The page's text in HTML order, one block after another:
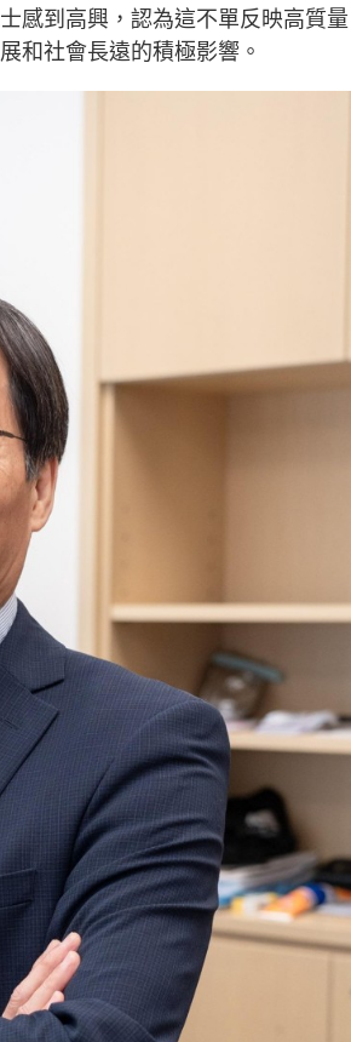
感到高興，認為這不單反映高質
和社會長遠的積極影響。